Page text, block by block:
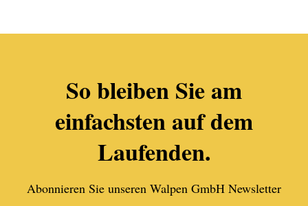
So bleiben Sie am
einfachsten auf dem
Laufenden.
Abonnieren Sie unseren Walpen GmbH Newsletter